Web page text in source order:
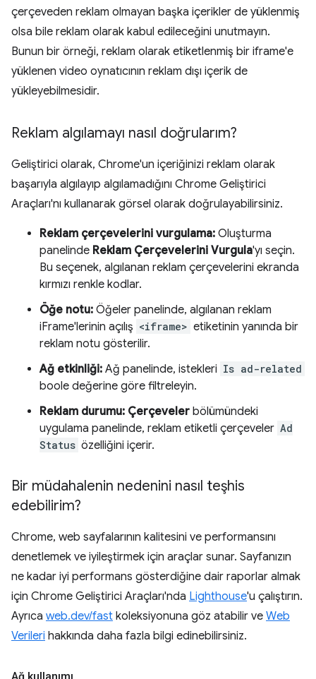
çerçeveden reklam olmayan başka içerikler de yüklenmiş
olsa bile reklam olarak kabul edileceğini unutmayın.
Bunun bir örneği, reklam olarak etiketlenmiş bir iframe'e
yüklenen video oynatıcının reklam dışı içerik de
yükleyebilmesidir.
Reklam algılamayı nasıl doğrularım?
Geliştirici olarak, Chrome'un içeriğinizi reklam olarak
başarıyla algılayıp algılamadığını Chrome Geliştirici
Araçları'nı kullanarak görsel olarak doğrulayabilirsiniz.
Reklam çerçevelerini vurgulama: Oluşturma
panelinde Reklam Çerçevelerini Vurgula'yı seçin.
Bu seçenek, algılanan reklam çerçevelerini ekranda
kırmızı renkle kodlar.
Öğe notu: Öğeler panelinde, algılanan reklam
iFrame'lerinin açılış <iframe> etiketinin yanında bir
reklam notu gösterilir.
Ağ etkinliği: Ağ panelinde, istekleri Is ad-related
boole değerine göre filtreleyin.
Reklam durumu: Çerçeveler bölümündeki
uygulama panelinde, reklam etiketli çerçeveler Ad
Status özelliğini içerir.
Bir müdahalenin nedenini nasıl teşhis
edebilirim?
Chrome, web sayfalarının kalitesini ve performansını
denetlemek ve iyileştirmek için araçlar sunar. Sayfanızın
ne kadar iyi performans gösterdiğine dair raporlar almak
için Chrome Geliştirici Araçları'nda Lighthouse'u çalıştırın.
Ayrıca web.dev/fast koleksiyonuna göz atabilir ve Web
Verileri hakkında daha fazla bilgi edinebilirsiniz.
Ağ kullanımı